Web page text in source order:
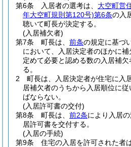
第6条
入居者の選考は、 大空町営
年大空町規則第120号)第6条の入
聴いて町長が決定する。
(入居補欠者)
第7条
町長は、 前条の規定に基づ
において、入居決定者のほかに
定めて必要と認める数の入居補
る。
2
町長は、入居決定者が住宅に入
居補欠者のうちから入居順位に
ばならない。
(入居許可書の交付)
第8条
町長は、 前2条により入居
居許可書を交付する。
(入居の手続)
第9条
住宅の入居を許可された者